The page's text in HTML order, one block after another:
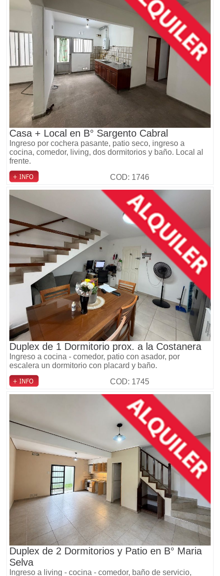
Casa + Local en B° Sargento Cabral
Ingreso por cochera pasante, patio seco, ingreso a
cocina, comedor, living, dos dormitorios y baño. Local al
frente.
COD: 1746
Duplex de 1 Dormitorio prox. a la Costanera
Ingreso a cocina - comedor, patio con asador, por
escalera un dormitorio con placard y baño.
COD: 1745
Duplex de 2 Dormitorios y Patio en B° Maria
Selva
Ingreso a living - cocina - comedor, baño de servicio,